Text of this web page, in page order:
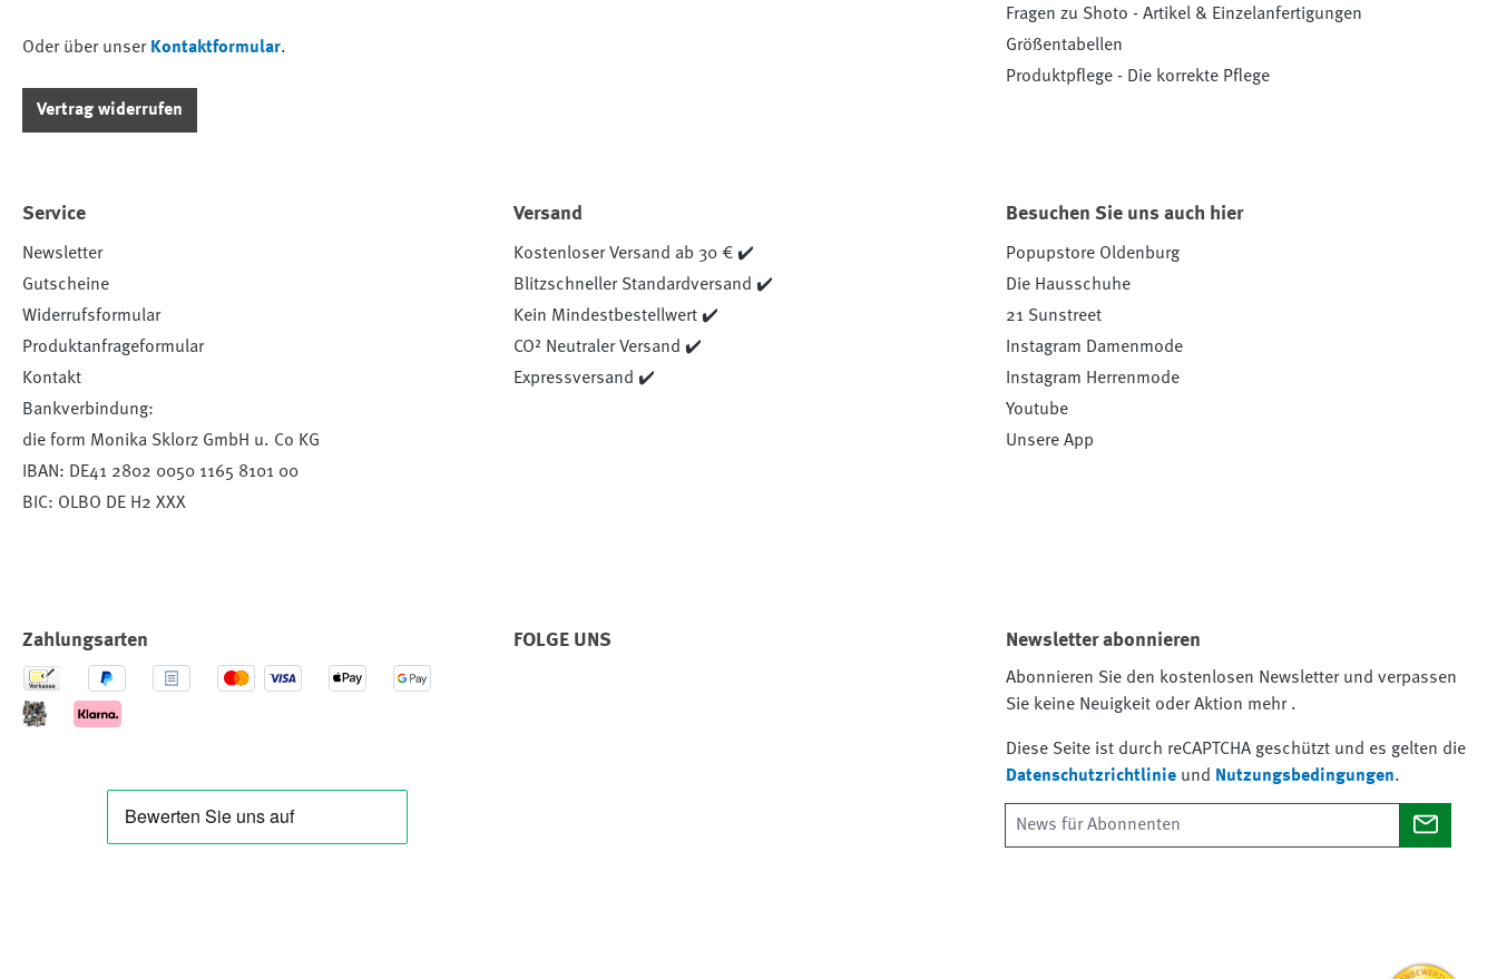
Oder über unser Kontaktformular.
Vertrag widerrufen
Fragen zu Shoto - Artikel & Einzelanfertigungen
Größentabellen
Produktpflege - Die korrekte Pflege
Service
Newsletter
Gutscheine
Widerrufsformular
Produktanfrageformular
Kontakt
Bankverbindung:
die form Monika Sklorz GmbH u. Co KG
IBAN: DE41 2802 0050 1165 8101 00
BIC: OLBO DE H2 XXX
Versand
Kostenloser Versand ab 30 € ✔️
Blitzschneller Standardversand ✔️
Kein Mindestbestellwert ✔️
CO² Neutraler Versand ✔️
Expressversand ✔️
Besuchen Sie uns auch hier
Popupstore Oldenburg
Die Hausschuhe
21 Sunstreet
Instagram Damenmode
Instagram Herrenmode
Youtube
Unsere App
Zahlungsarten FOLGE UNS Newsletter abonnieren
Abonnieren Sie den kostenlosen Newsletter und verpassen
Sie keine Neuigkeit oder Aktion mehr .
Diese Seite ist durch reCAPTCHA geschützt und es gelten die
Datenschutzrichtlinieund Nutzungsbedingungen.